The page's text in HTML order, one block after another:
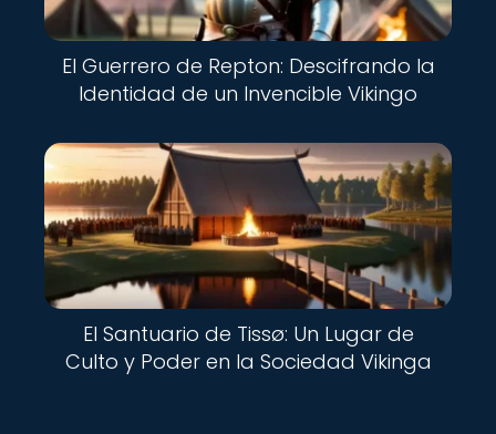
El Guerrero de Repton: Descifrando la
Identidad de un Invencible Vikingo
El Santuario de Tissø: Un Lugar de
Culto y Poder en la Sociedad Vikinga